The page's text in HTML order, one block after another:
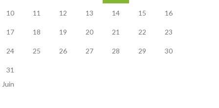
10 11 12 13 14 15 16
17 18 19 20 21 22 23
24 25 26 27 28 29 30
31
Juin